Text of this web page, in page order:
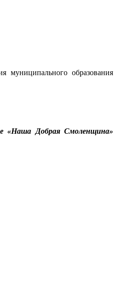
муниципального образования
«Наша Добрая Смоленщина»